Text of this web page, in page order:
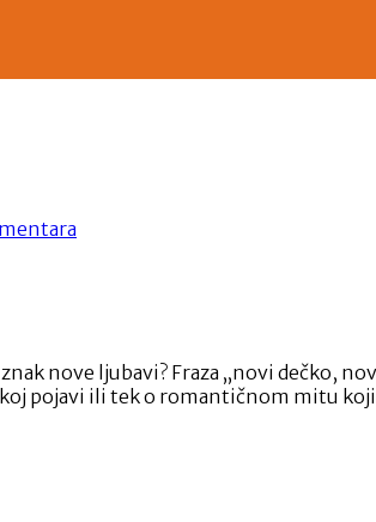
Novi
nove ljubavi? Fraza „novi dečko,
pojavi ili tek o romantičnom mitu